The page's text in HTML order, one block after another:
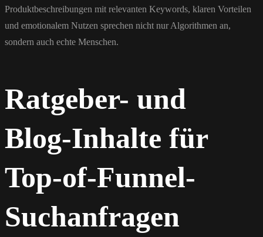
Produktbeschreibungen mit relevanten Keywords, klaren Vorteilen
und emotionalem Nutzen sprechen nicht nur Algorithmen an,
sondern auch echte Menschen.
Ratgeber- und
Blog-Inhalte für
Top-of-Funnel-
Suchanfragen